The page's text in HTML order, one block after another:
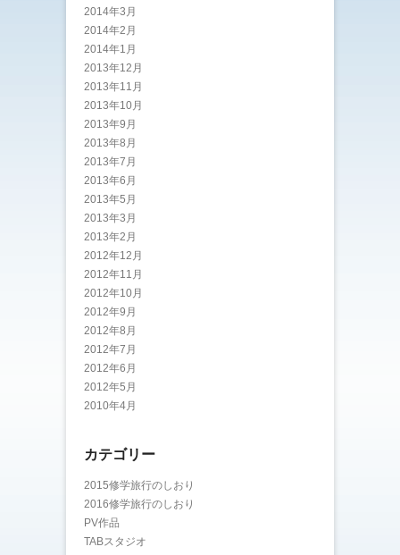
2014年3月
2014年2月
2014年1月
2013年12月
2013年11月
2013年10月
2013年9月
2013年8月
2013年7月
2013年6月
2013年5月
2013年3月
2013年2月
2012年12月
2012年11月
2012年10月
2012年9月
2012年8月
2012年7月
2012年6月
2012年5月
2010年4月
カテゴリー
2015修学旅行のしおり
2016修学旅行のしおり
PV作品
TABスタジオ